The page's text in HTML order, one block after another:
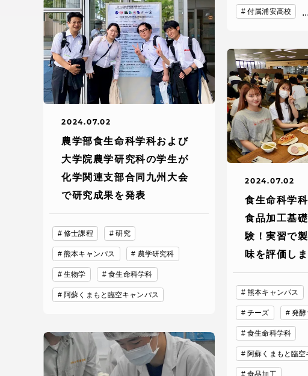
付属浦安高校 ...
2024.07.02
農学部食生命科学科および
大学院農学研究科の学生が
化学関連支部合同九州大会
で研究成果を発表
修士課程 研究
熊本キャンパス 農学研究科
生物学 食生命科学科
阿蘇くまもと臨空キャンパス
2024.07.02
食生命科学
食品加工基
験！実習で
味を評価し
熊本キャンパス
チーズ 発酵
食生命科学科
阿蘇くまもと臨空
食品加工
グローバルネットワーク
グローバルネットワーク
海外派遣留学プログラム –
TOKAI Outbound
留学生への情報 – TOKAI
Inbound
海外ネットワーク
Global Programs
外国人研究者
特色ある国際活動
学外連携
学外連携
産官学連携
地域連携
キャリア就職（
情報）